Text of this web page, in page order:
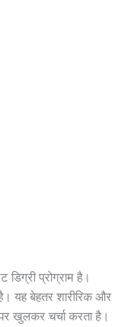
प्रोग्राम है।
यह बेहतर शारीरिक और
खुलकर चर्चा करता है।